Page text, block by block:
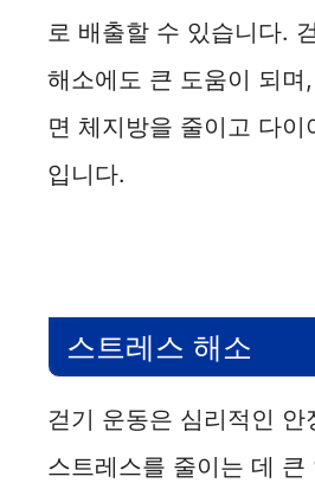
로 배출할 수 있습니다.
해소에도 큰 도움이 되며
면 체지방을 줄이고 다이
입니다.
스트레스 해소
걷기 운동은 심리적인 안
스트레스를 줄이는 데 큰